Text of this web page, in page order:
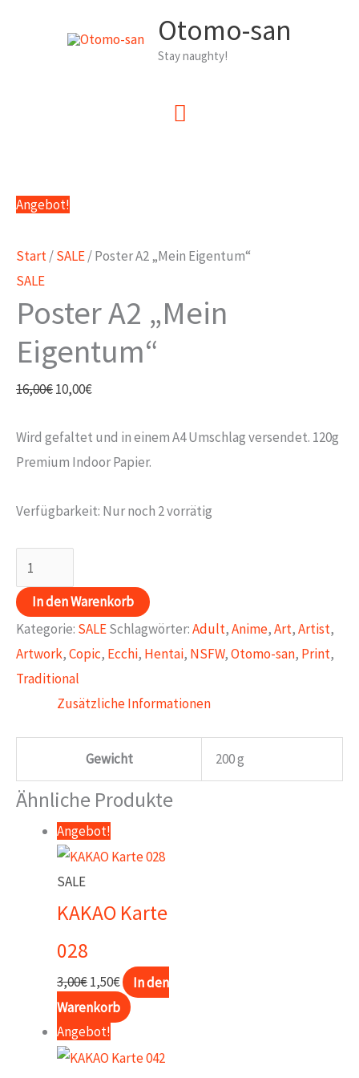
Otomo-san
Stay naughty!
Hauptmenü
Angebot!
Start/SALE/ Poster A2 „Mein Eigentum“
SALE
Poster A2 „Mein
Eigentum“
16,00€Ursprünglicher
war:
16,00€
10,00€Aktueller
ist:
10,00€.
Wird gefaltet und in einem A4 Umschlag versendet. 120g
Premium Indoor Papier.
Verfügbarkeit: Nur noch 2 vorrätig
Poster
A2
"Mein
Eigentum"
Menge
In den Warenkorb
Kategorie: SALESchlagwörter:Adult,Anime,Art,Artist,
Artwork,Copic, Ecchi, Hentai, NSFW,Otomo-san, Print,
Traditional
Zusätzliche Informationen
Gewicht 200 g
Ähnliche Produkte
Angebot!
SALE
KAKAO Karte
028
3,00€Ursprünglicher
Preis
war:
3,00€
1,50€Aktueller
Preis
1,50€.
In den
Warenkorb
Angebot!